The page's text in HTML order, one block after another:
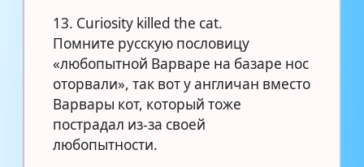
13. Curiosity killed the cat.
Помните русскую пословицу
«любопытной Варваре на базаре нос
оторвали», так вот у англичан вместо
Варвары кот, который тоже
пострадал из-за своей
любопытности.